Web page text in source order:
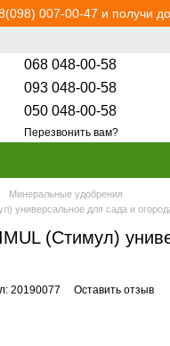
007-00-47 и получи
068 048-00-58
093 048-00-58
050 048-00-58
Перезвонить вам?
Минеральные удобрения
универсальное для сада и
(Стимул)
20190077 Оставить отзыв